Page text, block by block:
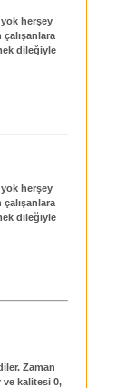
yok herşey
dileğiyle
herşey
dileğiyle
Zaman
kalitesi 0,